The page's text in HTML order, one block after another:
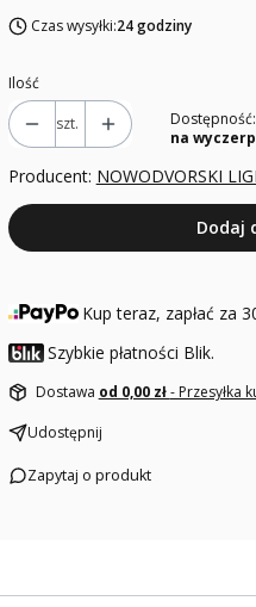
Czas wysyłki:24 godziny
Ilość
szt.
Dostępność:
na
Producent: NOWODVORSKI
Dodaj
Kup teraz, zapłać za
Szybkie płatności Blik.
Dostawa od 0,00 zł- Przesyłka
Udostępnij
Zapytaj o produkt